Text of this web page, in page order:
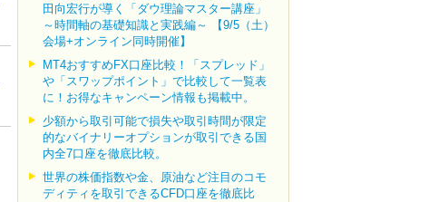
田向宏行が導く「ダウ理論マスター講座」
～時間軸の基礎知識と実践編～ 【9/5（土）
会場+オンライン同時開催】
MT4おすすめFX口座比較！「スプレッド」
や「スワップポイント」で比較して一覧表
に！お得なキャンペーン情報も掲載中。
少額から取引可能で損失や取引時間が限定
的なバイナリーオプションが取引できる国
内全7口座を徹底比較。
世界の株価指数や金、原油など注目のコモ
ディティを取引できるCFD口座を徹底比